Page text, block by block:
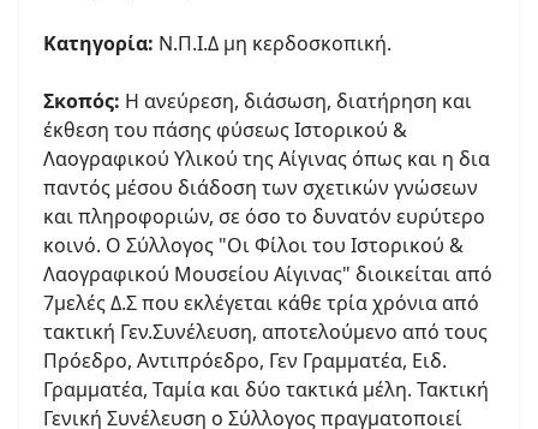
Κατηγορία: Ν.Π.Ι.Δ μη κερδοσκοπική.
Σκοπός: Η ανεύρεση, διάσωση, διατήρηση και
έκθεση του πάσης φύσεως Ιστορικού &
Λαογραφικού Υλικού της Αίγινας όπως και η δια
παντός μέσου διάδοση των σχετικών γνώσεων
και πληροφοριών, σε όσο το δυνατόν ευρύτερο
κοινό. Ο Σύλλογος "Οι Φίλοι του Ιστορικού &
Λαογραφικού Μουσείου Αίγινας" διοικείται από
7μελές Δ.Σ που εκλέγεται κάθε τρία χρόνια από
τακτική Γεν.Συνέλευση, αποτελούμενο από τους
Πρόεδρο, Αντιπρόεδρο, Γεν Γραμματέα, Ειδ.
Γραμματέα, Ταμία και δύο τακτικά μέλη. Τακτική
Γενική Συνέλευση ο Σύλλογος πραγματοποιεί